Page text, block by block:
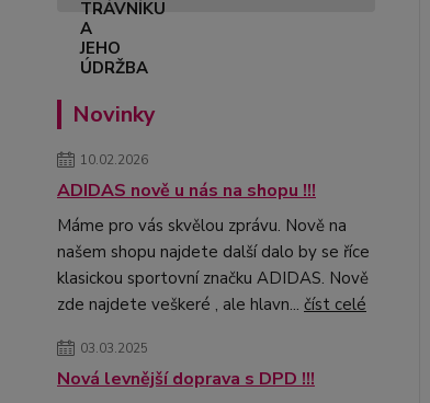
Novinky
10.02.2026
ADIDAS nově u nás na shopu !!!
Máme pro vás skvělou zprávu. Nově na
našem shopu najdete další dalo by se říce
klasickou sportovní značku ADIDAS. Nově
zde najdete veškeré , ale hlavn... číst celé
03.03.2025
Nová levnější doprava s DPD !!!